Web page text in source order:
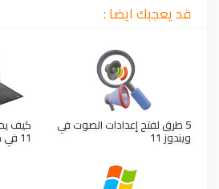
قد يعجبك ايضا :
5 طرق لفتح إعدادات الصوت في
ويندوز 11 11 في دقائق؟